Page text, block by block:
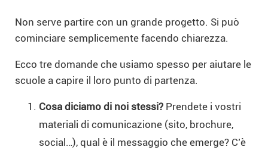
Non serve partire con un grande progetto. Si può
cominciare semplicemente facendo chiarezza.
Ecco tre domande che usiamo spesso per aiutare le
scuole a capire il loro punto di partenza.
Cosa diciamo di noi stessi? Prendete i vostri
materiali di comunicazione (sito, brochure,
social…), qual è il messaggio che emerge? C’è